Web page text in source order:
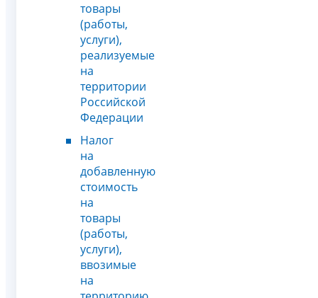
товары
(работы,
услуги),
реализуемые
на
территории
Российской
Федерации
Налог
на
добавленную
стоимость
на
товары
(работы,
услуги),
ввозимые
на